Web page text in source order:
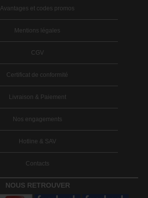
Avantages et codes promos
Mentions légales
CGV
Certificat de conformité
Livraison & Paiement
Nos engagements
Hotline & SAV
Contacts
NOUS RETROUVER